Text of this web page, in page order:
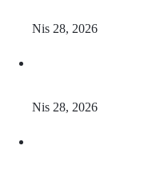
Nis 28, 2026
Nis 28, 2026